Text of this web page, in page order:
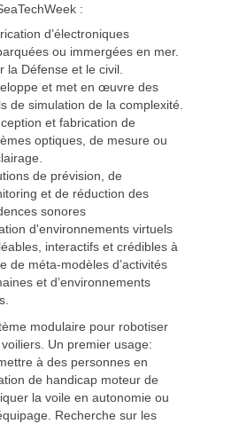
:
d’électroniques
ou immergées en mer.
la Défense et le civil.
et met en œuvre des
de simulation de la complexité.
et fabrication de
optiques, de mesure ou
de prévision, de
et de réduction des
sonores
d'environnements virtuels
interactifs et crédibles à
de méta-modèles d’activités
et d’environnements
modulaire pour robotiser
Un premier usage:
à des personnes en
de handicap moteur de
la voile en autonomie ou
Recherche sur les